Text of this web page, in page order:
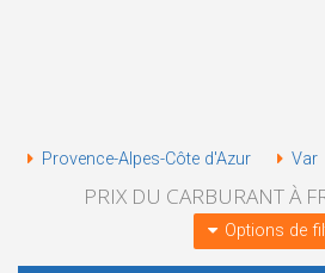
Provence-Alpes-Côte d'Azur Var
PRIX DU CARBURANT À
Options de